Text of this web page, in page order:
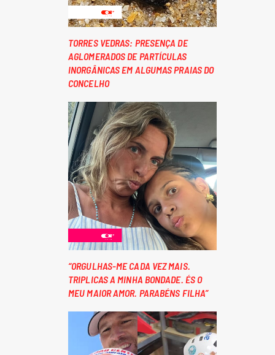
TORRES VEDRAS: PRESENÇA DE
AGLOMERADOS DE PARTÍCULAS
INORGÂNICAS EM ALGUMAS PRAIAS DO
CONCELHO
“ORGULHAS-ME CADA VEZ MAIS.
TRIPLICAS A MINHA BONDADE. ÉS O
MEU MAIOR AMOR. PARABÉNS FILHA”